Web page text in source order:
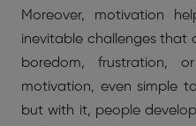
Moreover, motivation
inevitable challenges that
boredom, frustration,
motivation, even simple
but with it, people